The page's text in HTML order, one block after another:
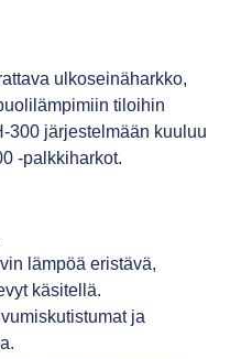
ulkoseinäharkko,
tiloihin
300 järjestelmään kuuluu
-palkkiharkot.
lämpöä eristävä,
käsitellä.
ja